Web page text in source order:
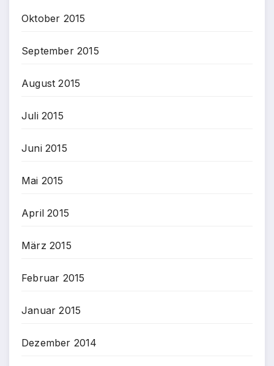
Oktober 2015
September 2015
August 2015
Juli 2015
Juni 2015
Mai 2015
April 2015
März 2015
Februar 2015
Januar 2015
Dezember 2014